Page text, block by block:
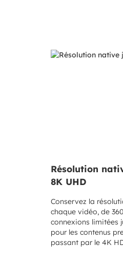
Résolution
8K UHD
Conservez la
chaque vidéo, de
connexions limitées
pour les contenus
passant par le 4K